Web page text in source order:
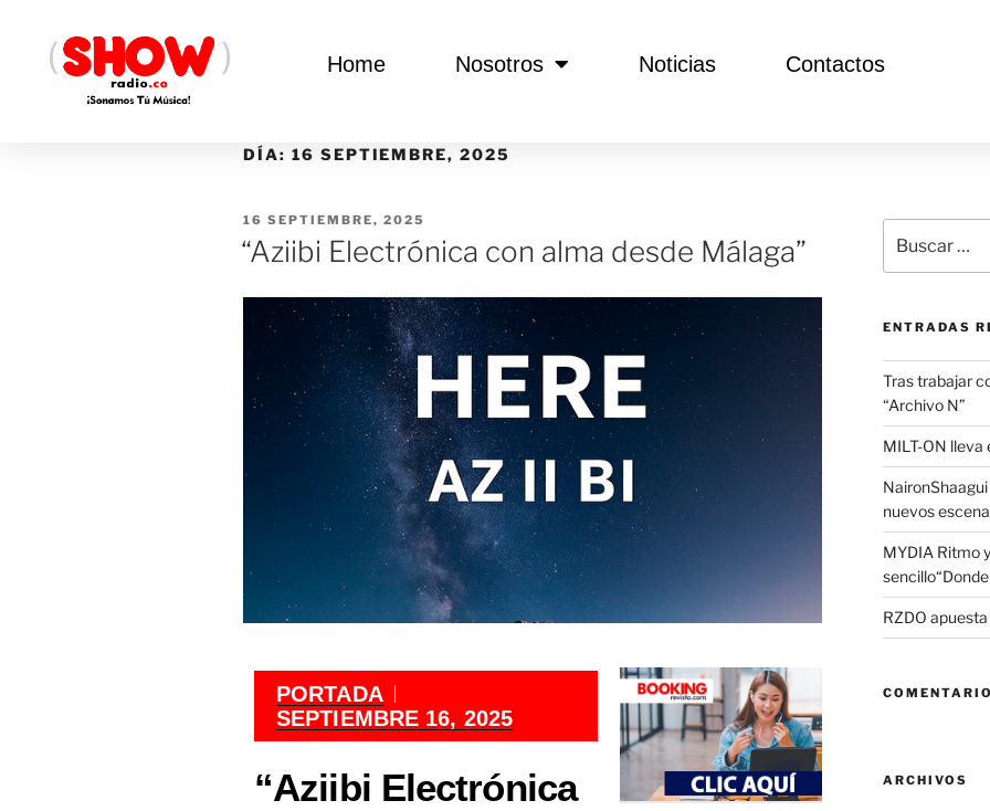
Home Nosotros Noticias Contactos
DÍA: 16 SEPTIEMBRE, 2025
16 SEPTIEMBRE, 2025
“Aziibi Electrónica con alma desde Málaga”
PORTADA
SEPTIEMBRE 16, 2025
“Aziibi Electrónica
ENTRADAS
Tras trabajar
“Archivo N”
MILT-ON lleva
nuevos
MYDIA Ritmo
sencillo“Donde
RZDO
ARCHIVOS